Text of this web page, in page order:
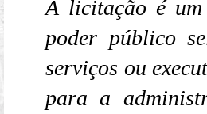
A licitação é um
poder público
serviços ou
para a